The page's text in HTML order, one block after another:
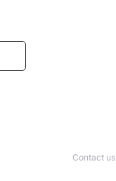
Contact us